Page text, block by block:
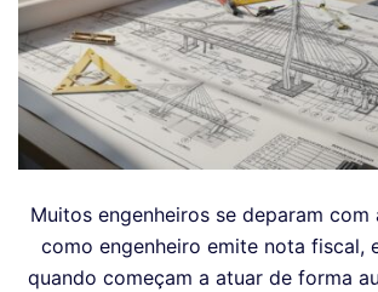
Muitos engenheiros se deparam
como engenheiro emite nota fiscal,
quando começam a atuar de forma